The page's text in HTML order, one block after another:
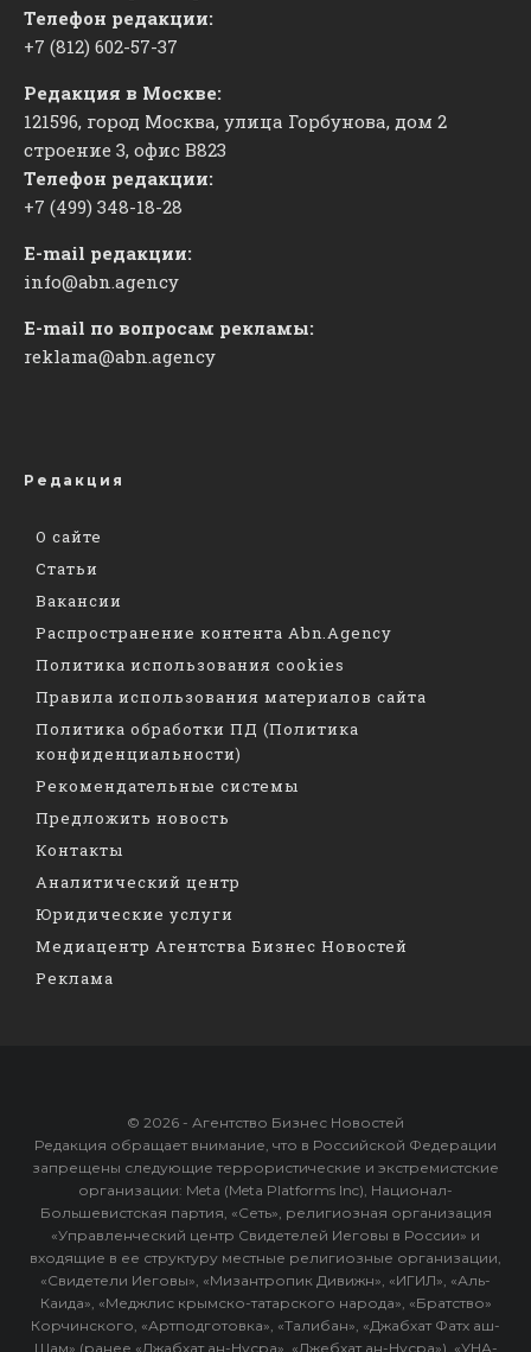
Телефон редакции:
+7 (812) 602-57-37
Редакция в Москве:
121596, город Москва, улица Горбунова, дом 2
строение 3, офис ​В823
Телефон редакции:
+7 (499) 348-18-28
E-mail редакции:
info@abn.agency
E-mail по вопросам рекламы:
reklama@abn.agency
Редакция
О сайте
Статьи
Вакансии
Распространение контента Abn.Agency
Политика использования cookies
Правила использования материалов сайта
Политика обработки ПД (Политика
конфиденциальности)
Рекомендательные системы
Предложить новость
Контакты
Аналитический центр
Юридические услуги
Медиацентр Агентства Бизнес Новостей
Реклама
© 2026 - Агентство Бизнес Новостей
Редакция обращает внимание, что в Российской Федерации
запрещены следующие террористические и экстремистские
организации: Meta (Meta Platforms Inc), Национал-
Большевистская партия, «Сеть», религиозная организация
«Управленческий центр Свидетелей Иеговы в России» и
входящие в ее структуру местные религиозные организации,
«Свидетели Иеговы», «Мизантропик Дивижн», «ИГИЛ», «Аль-
Каида», «Меджлис крымско-татарского народа», «Братство»
Корчинского, «Артподготовка», «Талибан», «Джабхат Фатх аш-
Шам» (ранее «Джабхат ан-Нусра», «Джебхат ан-Нусра»), «УНА-